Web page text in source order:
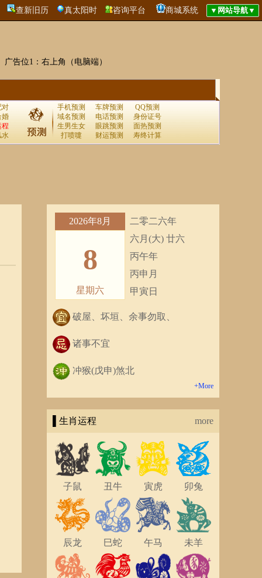
查新旧历 真太阳时 咨询平台 商城系统
广告位1：右上角（电脑端）
对
婚
程
水
手机预测 车牌预测
QQ预测
域名预测
电话预测
身份证号
生男生女
眼跳预测
面热预测
打喷嚏
财运预测 寿终计算
2026年8月
8
星期六
二零二六年
六月(大) 廿六
丙午年
丙申月
甲寅日
破屋、坏垣、余事勿取、
诸事不宜
冲猴(戊申)煞北
+More
▌生肖运程 more
子鼠 丑牛 寅虎 卯兔
辰龙 巳蛇 午马 未羊